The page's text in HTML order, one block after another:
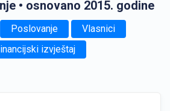
• osnovano 2015. godine
Poslovanje
Vlasnici
izvještaj